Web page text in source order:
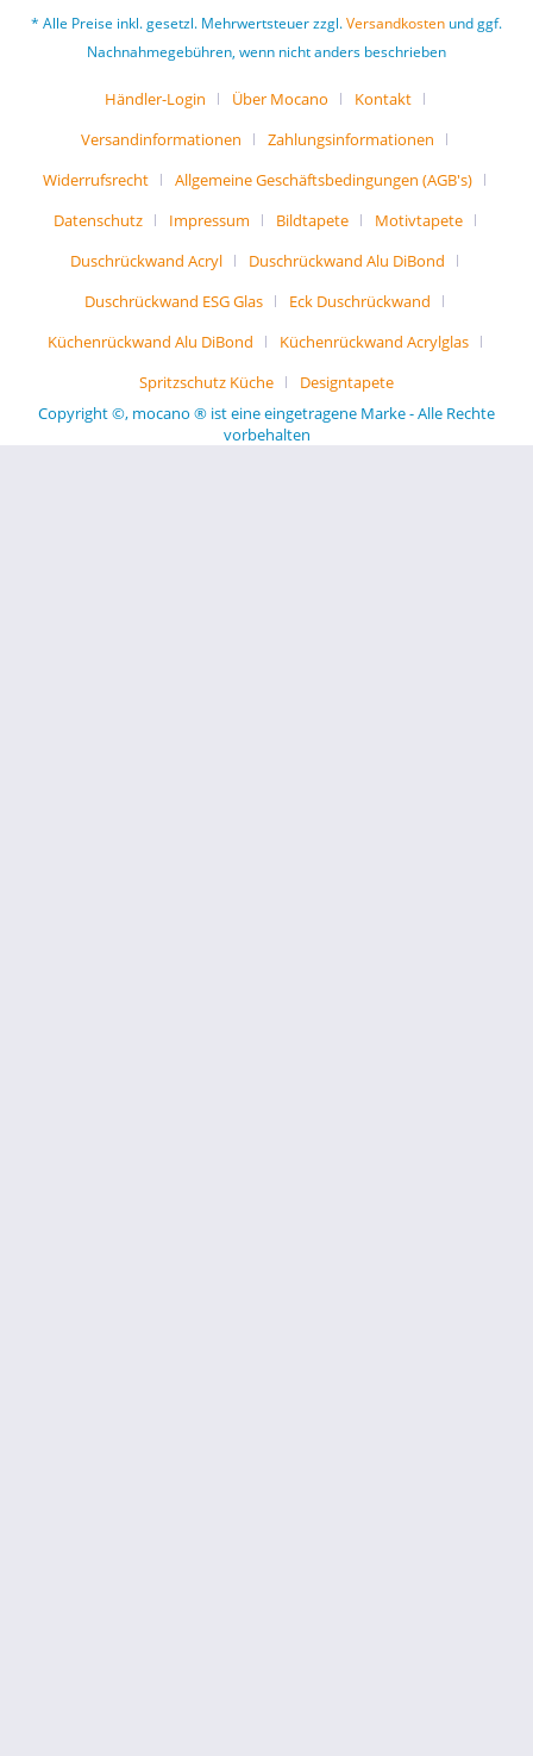
* Alle Preise inkl. gesetzl. Mehrwertsteuer zzgl.Versandkosten und ggf.
Nachnahmegebühren, wenn nicht anders beschrieben
Händler-Login Über Mocano
Kontakt
Versandinformationen
Zahlungsinformationen
Widerrufsrecht
Allgemeine Geschäftsbedingungen (AGB's)
Datenschutz
Impressum Bildtapete
Motivtapete
Duschrückwand Acryl
Duschrückwand Alu DiBond
Duschrückwand ESG Glas
Eck Duschrückwand
Küchenrückwand Alu DiBond
Küchenrückwand Acrylglas
Spritzschutz Küche
Designtapete
Copyright ©, mocano ® ist eine eingetragene Marke - Alle Rechte
vorbehalten